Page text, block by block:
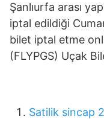
Şanlıurfa arası
iptal edildiği
bilet iptal etme
(FLYPGS) Uçak
Satilik sincap